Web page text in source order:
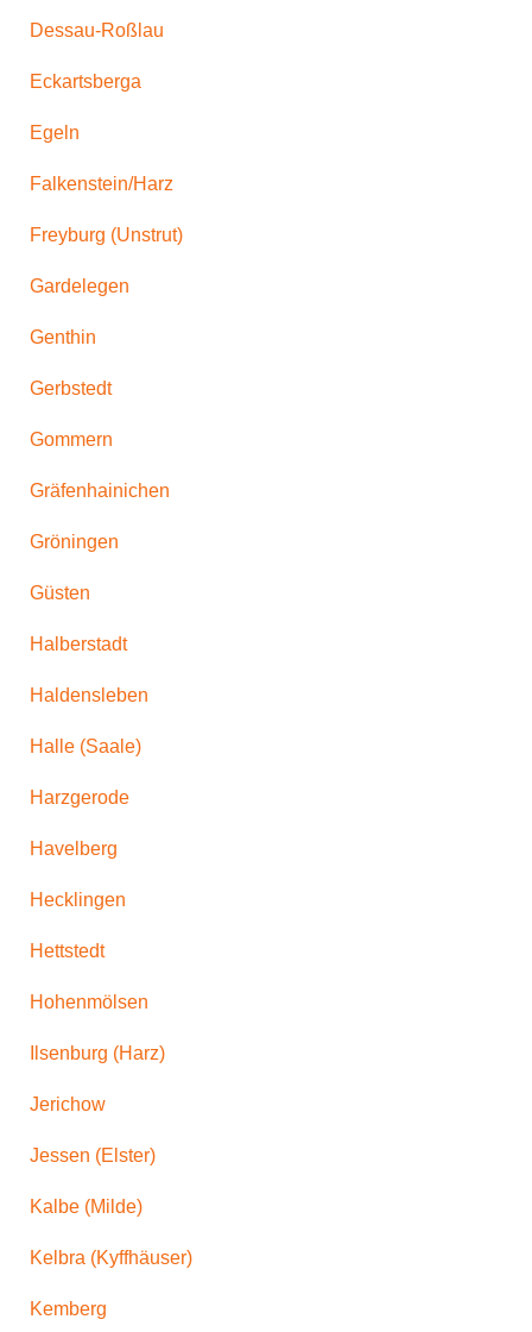
Dessau-Roßlau
Eckartsberga
Egeln
Falkenstein/Harz
Freyburg (Unstrut)
Gardelegen
Genthin
Gerbstedt
Gommern
Gräfenhainichen
Gröningen
Güsten
Halberstadt
Haldensleben
Halle (Saale)
Harzgerode
Havelberg
Hecklingen
Hettstedt
Hohenmölsen
Ilsenburg (Harz)
Jerichow
Jessen (Elster)
Kalbe (Milde)
Kelbra (Kyffhäuser)
Kemberg